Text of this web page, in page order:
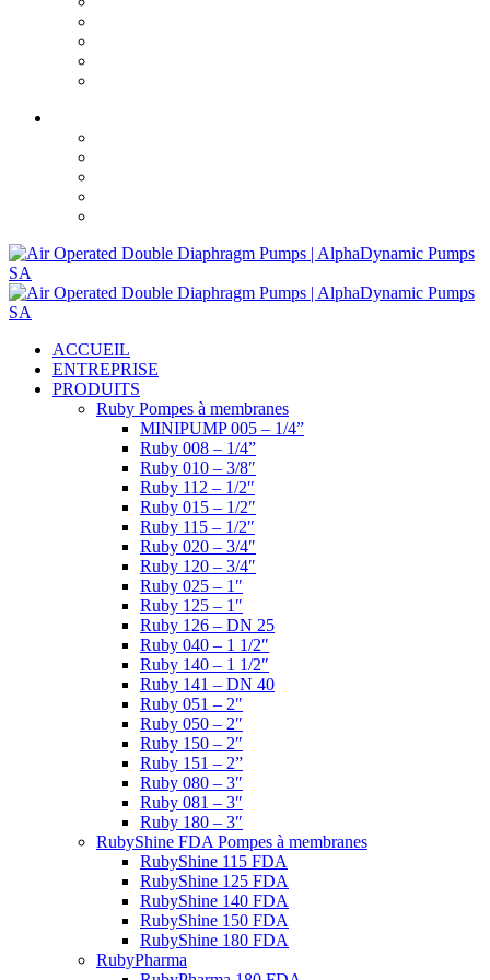
Facebook
YouTube
LinkedIn
ACCUEIL
ENTREPRISE
PRODUITS
Ruby Pompes à membranes
MINIPUMP 005 – 1/4”
Ruby 008 – 1/4”
Ruby 010 – 3/8″
Ruby 112 – 1/2″
Ruby 015 – 1/2″
Ruby 115 – 1/2″
Ruby 020 – 3/4″
Ruby 120 – 3/4″
Ruby 025 – 1″
Ruby 125 – 1″
Ruby 126 – DN 25
Ruby 040 – 1 1/2″
Ruby 140 – 1 1/2″
Ruby 141 – DN 40
Ruby 051 – 2″
Ruby 050 – 2″
Ruby 150 – 2″
Ruby 151 – 2”
Ruby 080 – 3″
Ruby 081 – 3″
Ruby 180 – 3″
RubyShine FDA Pompes à membranes
RubyShine 115 FDA
RubyShine 125 FDA
RubyShine 140 FDA
RubyShine 150 FDA
RubyShine 180 FDA
RubyPharma